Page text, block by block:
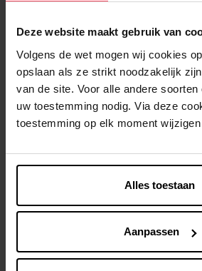
Deze website maakt gebruik van
Volgens de wet mogen wij cookies
opslaan als ze strikt noodzakelijk
van de site. Voor alle andere
uw toestemming nodig. Via deze
toestemming op elk moment
Alles toestaan
Aanpassen
Gratis levering bij aankoop van
Gratis retour in je winkelpunt
Verzending binnen 24u